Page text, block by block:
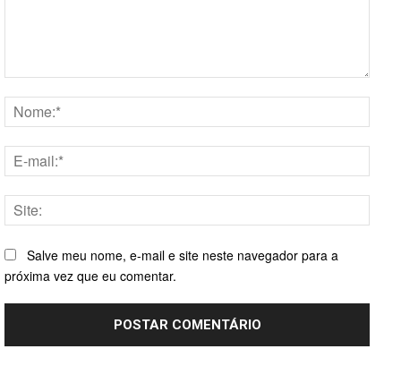
mail:*
Salve meu nome, e-mail e site neste navegador para a
próxima vez que eu comentar.